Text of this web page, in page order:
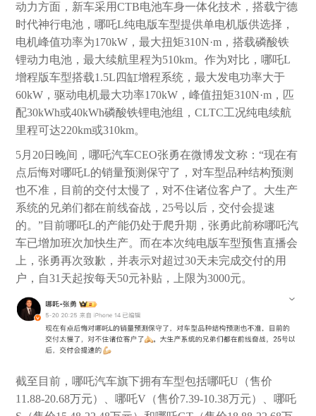
动力方面，新车采用CTB电池车身一体化技术，搭载宁德
时代神行电池，哪吒L纯电版车型提供单电机版供选择，
电机峰值功率为170kW，最大扭矩310N·m，搭载磷酸铁
锂动力电池，最大续航里程为510km。作为对比，哪吒L
增程版车型搭载1.5L四缸增程系统，最大发电功率大于
60kW，驱动电机最大功率170kW，峰值扭矩310N·m，匹
配30kWh或40kWh磷酸铁锂电池组，CLTC工况纯电续航
里程可达220km或310km。
5月20日晚间，哪吒汽车CEO张勇在微博发文称：“现在有
点后悔对哪吒L的销量预测保守了，对车型品种结构预测
也不准，目前的交付太慢了，对不住诸位客户了。大生产
系统的兄弟们都在前线奋战，25号以后，交付会提速
的。”目前哪吒L的产能仍处于爬升期，张勇此前称哪吒汽
车已增加班次加快生产。而在本次纯电版车型预售直播会
上，张勇再次致歉，并表示对超过30天未完成交付的用
户，自31天起按每天50元补贴，上限为3000元。
截至目前，哪吒汽车旗下拥有车型包括哪吒U（售价
11.88-20.68万元）、哪吒V（售价7.39-10.38万元）、哪吒